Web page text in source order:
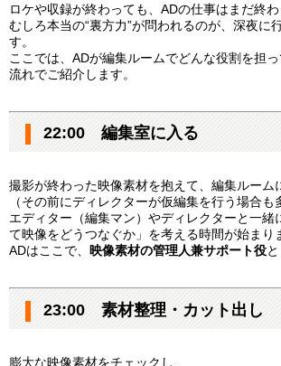
ロケや収録が終わっても、ADの仕事はまだ終わ
むしろ本当の“裏方力”が問われるのが、深夜に
す。
ここでは、ADが編集ルームでどんな役割を担
流れでご紹介します。
22:00 編集室に入る
撮影が終わった映像素材を抱えて、編集ルーム
（その前にディレクターが仮編集を行う場合も
エディター（編集マン）やディレクターと一緒
て映像をどうつなぐか」を考える時間が始まり
ADはここで、 映像素材の管理人兼サポート役
23:00 素材整理・カット出し
膨大な映像素材をチェックし、